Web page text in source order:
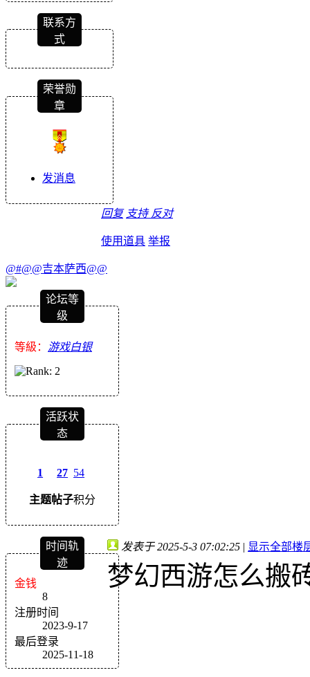
联系方
式
荣誉勋
章
发消息
回复 支持 反对
使用道具 举报
@#@@吉本萨西@@
论坛等
级
等級： 游戏白银
活跃状
态
1
主题
27
帖子
54
积分
时间轨
迹
金钱
8
注册时间
2023-9-17
最后登录
2025-11-18
发表于 2025-5-3 07:02:25 | 显示全部楼
梦幻西游怎么搬